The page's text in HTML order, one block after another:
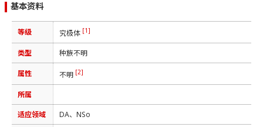
基本资料
等级 究极体 [1]
类型 种族不明
属性 不明 [2]
所属
适应领域
DA、NSo